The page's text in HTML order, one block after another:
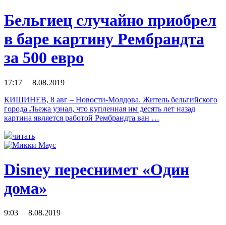
Бельгиец случайно приобрел
в баре картину Рембрандта
за 500 евро
17:17 8.08.2019
КИШИНЕВ, 8 авг – Новости-Молдова. Житель бельгийского
города Льежа узнал, что купленная им десять лет назад
картина является работой Рембрандта ван …
читать
Disney переснимет «Один
дома»
9:03 8.08.2019